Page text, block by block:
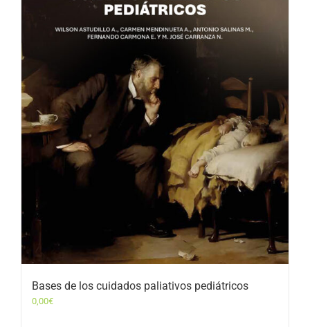
Bases de los cuidados paliativos pediátricos
0,00€